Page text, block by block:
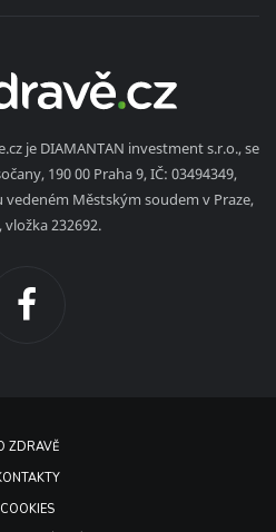
je DIAMANTAN investment s.r.o., se
190 00 Praha 9, IČ: 03494349,
Městským soudem v Praze,
vložka 232692.
ZDRAVĚ
COOKIES